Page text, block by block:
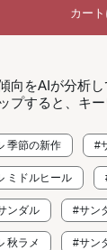
カー
向をAIが分析
プすると、キ
季節の新作 #
ミドルヒール
ンダル #サン
秋ラメ #サン